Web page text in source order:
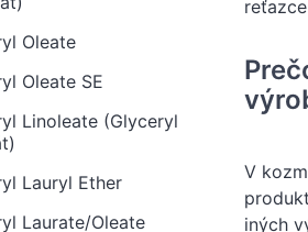
Oleate
Oleate SE
Linoleate (Glyceryl
Lauryl Ether
Laurate/Oleate
V
iných